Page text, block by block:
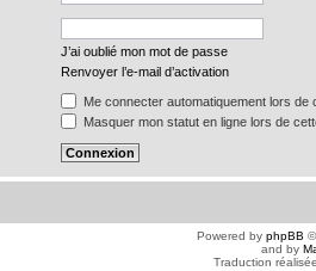
J’ai oublié mon mot de passe
Renvoyer l’e-mail d’activation
Me connecter automatiquement lors de
Masquer mon statut en ligne lors de
Powered by phpBB
and by
Traduction